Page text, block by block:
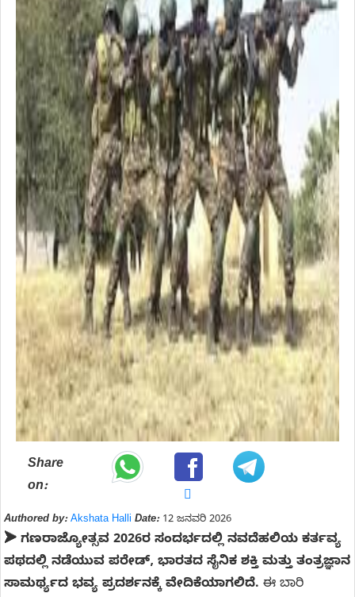
Share
on:
Authored by: Akshata Halli Date:12 ಜನವರಿ 2026
➤ ಗಣರಾಜ್ಯೋತ್ಸವ 2026ರ ಸಂದರ್ಭದಲ್ಲಿ ನವದೆಹಲಿಯ ಕರ್ತವ್ಯ
ಪಥದಲ್ಲಿ ನಡೆಯುವ ಪರೇಡ್, ಭಾರತದ ಸೈನಿಕ ಶಕ್ತಿ ಮತ್ತು ತಂತ್ರಜ್ಞಾನ
ಸಾಮರ್ಥ್ಯದ ಭವ್ಯ ಪ್ರದರ್ಶನಕ್ಕೆ ವೇದಿಕೆಯಾಗಲಿದೆ. ಈ ಬಾರಿ